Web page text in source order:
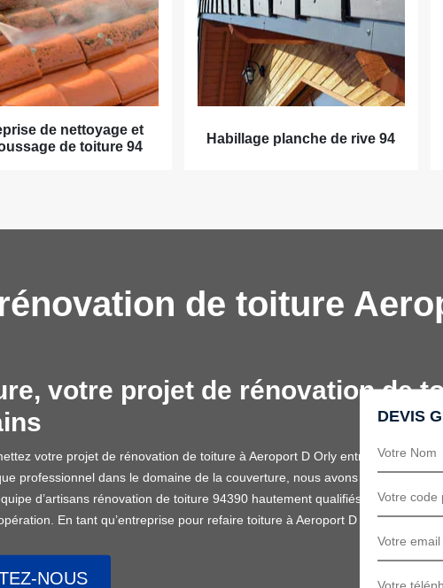
NOUS
DEVIS
de nettoyage et
de toiture 94
Habillage planche de rive 94
de toiture
votre projet de rénovation de
votre projet de rénovation de toiture à Aeroport D Orly entre nos mains,
professionnel dans le domaine de la couverture, nous avons à notre
d’artisans rénovation de toiture 94390 hautement qualifiés et
En tant qu’entreprise pour refaire toiture à Aeroport D Orly, Felix